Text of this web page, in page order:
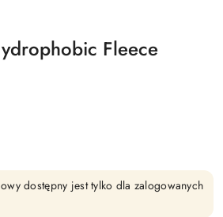
Fleece
dostępny jest tylko dla zalogowanych